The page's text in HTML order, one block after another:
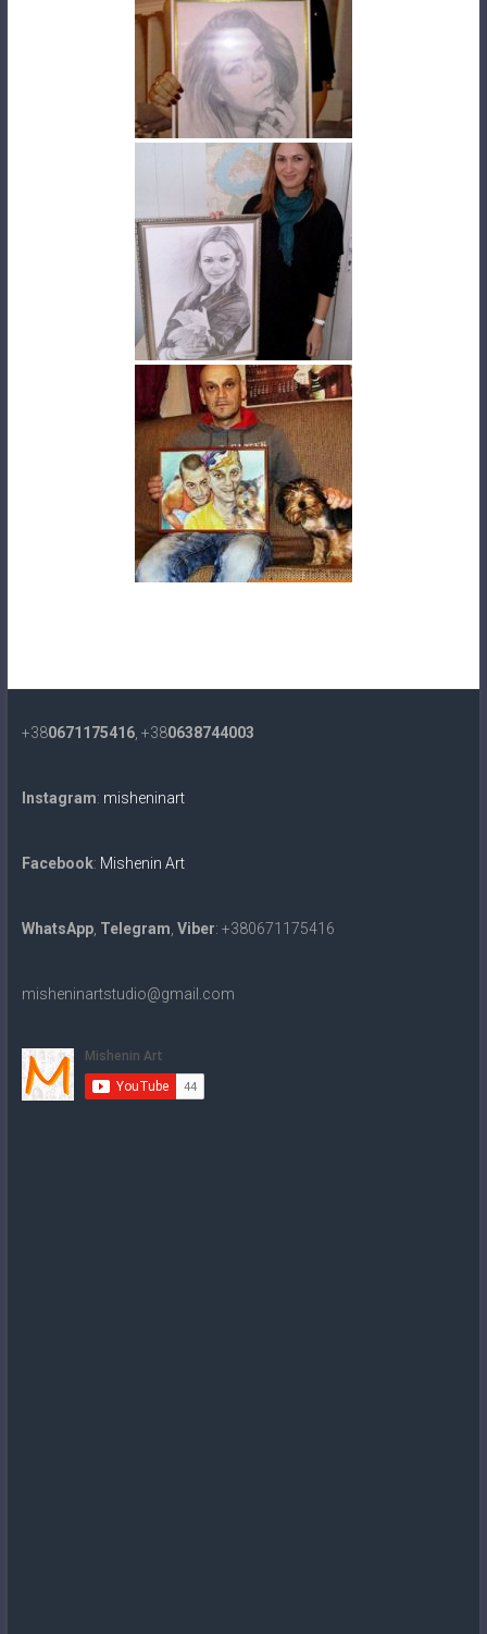
+380671175416, +380638744003
Instagram: misheninart
Facebook: Mishenin Art
WhatsApp, Telegram Viber: +380671175416
misheninartstudio@gmail.com